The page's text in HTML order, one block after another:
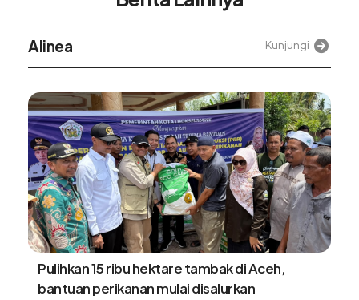
Alinea Kunjungi
Pulihkan 15 ribu hektare tambak di Aceh,
bantuan perikanan mulai disalurkan